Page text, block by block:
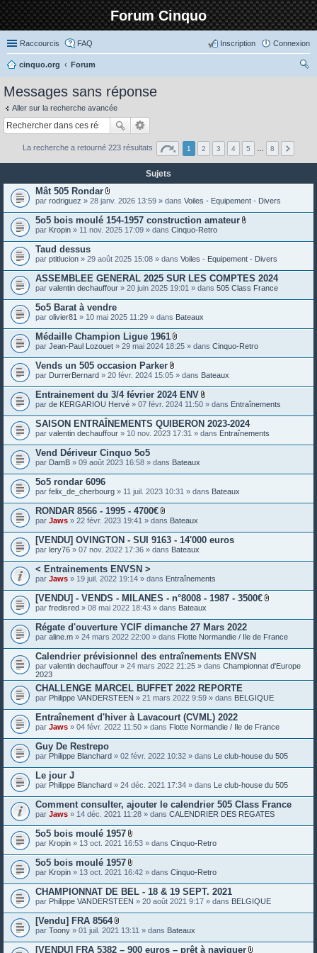
Forum Cinquo
Raccourcis FAQ Connexion
Inscription
cinquo.org
Forum
Messages sans réponse
Aller sur la recherche avancée
La recherche a retourné 223 résultats 1 2 3 4 5 8
Sujets
Mât 505 Rondar
P
è
c
e
s
o
n
t
e
s
par rodriguez » 28 janv. 2026 13:59 » dans Voiles - Equipement - Divers
5o5 bois moulé 154-1957 construction amateur
è
e
s
j
o
s
par Kropin » 11 nov. 2025 17:09 » dans Cinquo-Retro
Taud dessus
par ptitlucion » 29 août 2025 15:08 » dans Voiles - Equipement - Divers
ASSEMBLEE GENERAL 2025 SUR LES COMPTES 2024
par valentin dechauffour » 20 juin 2025 19:01 » dans 505 Class France
5o5 Barat à vendre
par olivier81 » 10 mai 2025 11:29 » dans Bateaux
Médaille Champion Ligue 1961
P
è
e
s
o
n
t
e
s
par Jean-Paul Lozouet » 29 mai 2024 18:25 » dans Cinquo-Retro
Vends un 505 occasion Parker
P
è
c
e
s
j
o
t
e
s
par DurrerBernard » 20 févr. 2024 15:05 » dans Bateaux
Entrainement du 3/4 février 2024 ENV
P
è
c
e
s
e
s
par de KERGARIOU Hervé » 07 févr. 2024 11:50 » dans Entraînements
SAISON ENTRAÎNEMENTS QUIBERON 2023-2024
par valentin dechauffour » 10 nov. 2023 17:31 » dans Entraînements
Vend Dériveur Cinquo 5o5
par DamB » 09 août 2023 16:58 » dans Bateaux
5o5 rondar 6096
par felix_de_cherbourg » 11 juil. 2023 10:31 » dans Bateaux
RONDAR 8566 - 1995 - 4700€
P
è
c
e
s
o
e
s
par Jaws » 22 févr. 2023 19:41 » dans Bateaux
[VENDU] OVINGTON - SUI 9163 - 14'000 euros
par lery76 » 07 nov. 2022 17:36 » dans Bateaux
< Entrainements ENVSN >
par Jaws » 19 juil. 2022 19:14 » dans Entraînements
[VENDU] - VENDS - MILANES - n°8008 - 1987 - 3500€
è
e
s
o
n
e
s
par fredisred » 08 mai 2022 18:43 » dans Bateaux
Régate d'ouverture YCIF dimanche 27 Mars 2022
par aline.m » 24 mars 2022 22:00 » dans Flotte Normandie / Ile de France
Calendrier prévisionnel des entraînements ENVSN
par valentin dechauffour » 24 mars 2022 21:25 » dans Championnat d'Europe
2023
CHALLENGE MARCEL BUFFET 2022 REPORTE
par Philippe VANDERSTEEN » 21 mars 2022 9:59 » dans BELGIQUE
Entraînement d'hiver à Lavacourt (CVML) 2022
par Jaws » 04 févr. 2022 11:50 » dans Flotte Normandie / Ile de France
Guy De Restrepo
par Philippe Blanchard » 02 févr. 2022 10:32 » dans Le club-house du 505
Le jour J
par Philippe Blanchard » 24 déc. 2021 17:34 » dans Le club-house du 505
Comment consulter, ajouter le calendrier 505 Class France
par Jaws » 14 déc. 2021 11:28 » dans CALENDRIER DES REGATES
5o5 bois moulé 1957
P
è
e
s
o
t
e
s
par Kropin » 13 oct. 2021 16:53 » dans Cinquo-Retro
5o5 bois moulé 1957
P
è
c
e
s
o
n
par Kropin » 13 oct. 2021 16:42 » dans Cinquo-Retro
CHAMPIONNAT DE BEL - 18 & 19 SEPT. 2021
par Philippe VANDERSTEEN » 20 août 2021 9:17 » dans BELGIQUE
[Vendu] FRA 8564
P
è
par Toony » 01 juil. 2021 13:11 » dans Bateaux
[VENDU] FRA 5382 – 900 euros – prêt à naviguer